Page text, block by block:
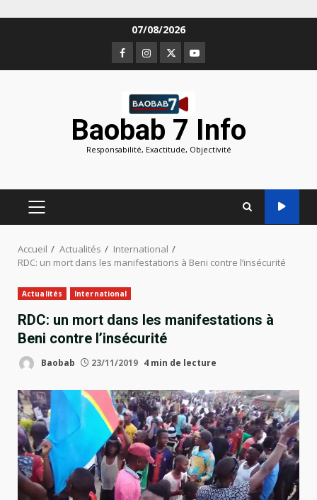
07/08/2026
Facebook
Instagram
TwitterYoutube
Baobab 7 Info
Responsabilité, Exactitude, Objectivité
MENU
PRINCIPAL
Accueil Actualités
International
RDC: un mort dans les manifestations à Beni contre l’insécurité
Actualités International
RDC: un mort dans les manifestations à
Beni contre l’insécurité
Baobab 23/11/2019 4 min de lecture